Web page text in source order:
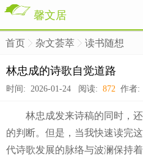
馨文居
首页 杂文荟萃 读书随想
林忠成的诗歌自觉道路
时间: 2026-01-24 阅读: 872 作者:
林忠成发来诗稿的同时，还
的判断。但是，当我快速读完
代诗歌发展的脉络与波澜保持